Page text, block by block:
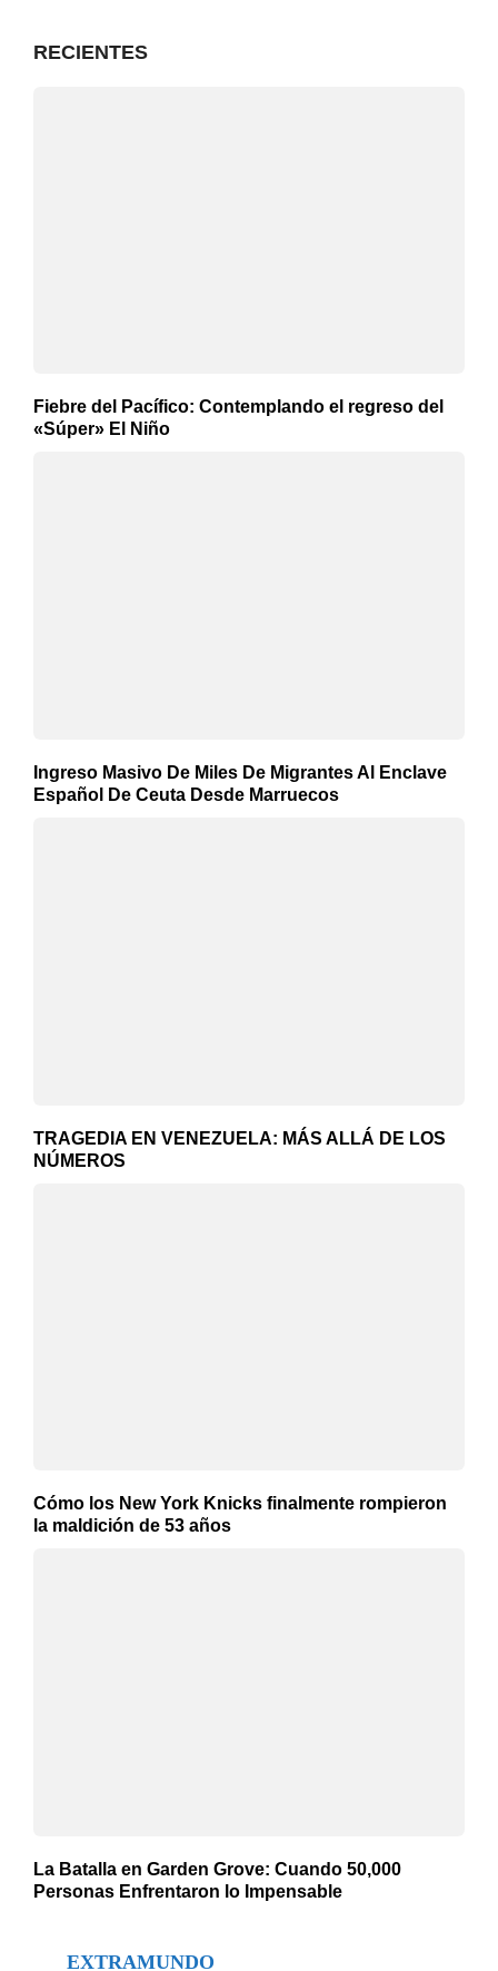
RECIENTES
Fiebre del Pacífico: Contemplando el regreso del
«Súper» El Niño
Ingreso Masivo De Miles De Migrantes Al Enclave
Español De Ceuta Desde Marruecos
TRAGEDIA EN VENEZUELA: MÁS ALLÁ DE LOS
NÚMEROS
Cómo los New York Knicks finalmente rompieron
la maldición de 53 años
La Batalla en Garden Grove: Cuando 50,000
Personas Enfrentaron lo Impensable
EXTRAMUNDO